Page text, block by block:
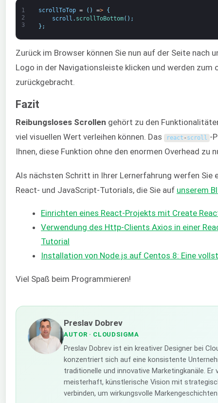
1
2
3
scrollToTop = ( ) =>
{
scroll . scrollToBottom( ) ;
} ;
Zurück im Browser können Sie nun auf der Seite nach
Logo in der Navigationsleiste klicken und werden zum
zurückgebracht.
Fazit
Reibungsloses Scrollen gehört zu den
viel visuellen Wert verleihen können. Das
react - scroll -
Ihnen, diese Funktion ohne den enormen Overhead zu
Als nächsten Schritt in Ihrer Lernerfahrung werfen Sie
React- und JavaScript-Tutorials, die Sie auf unserem
Einrichten eines React-Projekts mit Create
Verwendung des Http-Clients Axios in einer
Tutorial
Installation von Node.js auf Centos 8: Eine
Viel Spaß beim Programmieren!
Preslav Dobrev
AUTOR · CLOUDSIGMA
Preslav Dobrev ist ein kreativer Designer bei
konzentriert sich auf eine konsistente
traditionelle und innovative Marketingkanäle. Er
meisterhaft, künstlerische Vision mit
verbinden, um wirkungsvolle